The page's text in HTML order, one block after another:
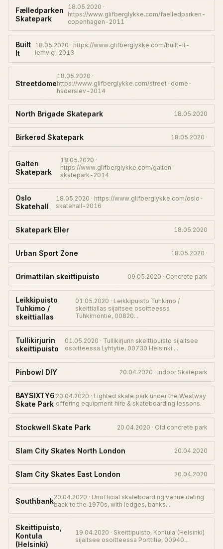
Fælledparken
Skatepark
18.05.2020 ·
https://www.glifberglykke.com/faelledparken-
copenhagen-2011
Built
It
18.05.2020 · https://www.glifberglykke.com/built-it-
lemvig-2013
Streetdome
18.05.2020 ·
https://www.glifberglykke.com/street-dome-
haderslev-2014
North Brigade Skatepark 18.05.2020
Birkerød Skatepark 18.05.2020 ·
Galten
Skatepark
18.05.2020 ·
https://www.glifberglykke.com/galten-
skatepark-2014
Oslo
Skatehall
18.05.2020 · https://www.glifberglykke.com/oslo-
skatehall-2016
Skatepark Eller 18.05.2020
Urban Sport Zone 18.05.2020 ·
Orimattilan skeittipuisto 09.05.2020 · Concrete park
Leikkipuisto
Tuhkimo /
skeittiallas
01.05.2020 · Leikkipuisto Tuhkimo /
skeittiallas sijaitsee osoitteessa
Tuhkimontie, 00820...
Tullikirjurin
skeittipuisto
01.05.2020 · Tullikirjurin skeittipuisto sijaitsee
osoitteessa Lyhtytie, 00730 Helsinki....
Pinbowl DIY 20.04.2020 · Indoor Skatepark
BAYSIXTY6
Skate Park
20.04.2020 · Lighted skate park under the Westway
offering equipment hire & skateboarding lessons.
Stockwell Skate Park 20.04.2020 · Old concrete park
Slam City Skates North London 20.04.2020
Slam City Skates East London 20.04.2020
Southbank20.04.2020 · Unofficial skateboarding venue dating
back to the 1970s, with ledges, banks...
Skeittipuisto,
Kontula
(Helsinki)
19.04.2020 · Skeittipuisto, Kontula (Helsinki)
sijaitsee osoitteessa Porttitie, 00940...